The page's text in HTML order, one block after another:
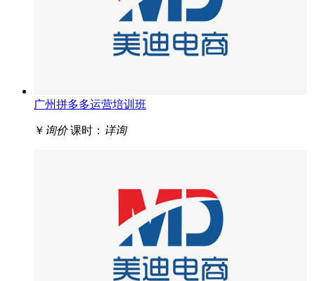
广州拼多多运营培训班
￥ 询价 课时： 详询